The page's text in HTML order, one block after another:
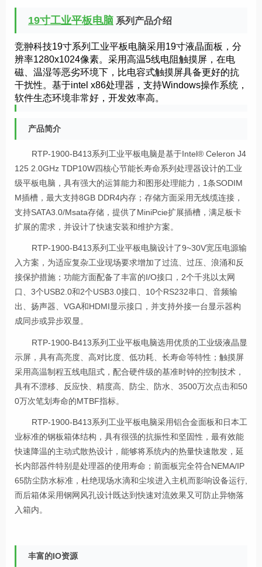
19寸工业平板电脑 系列产品介绍
竞翀科技19寸系列工业平板电脑采用19寸液晶面板，分
辨率1280x1024像素。采用高温5线电阻触摸屏，在电
磁、温湿等恶劣环境下，比电容式触摸屏具备更好的抗
干扰性。基于intel x86处理器，支持Windows操作系统，
软件生态环境非常好，开发效率高。
产品简介
RTP-1900-B413系列工业平板电脑是基于Intel® Celeron J4
125 2.0GHz TDP10W四核心节能长寿命系列处理器设计的工业
级平板电脑，具有强大的运算能力和图形处理能力，1条SODIM
M插槽，最大支持8GB DDR4内存；存储方面采用无线缆连接，
支持SATA3.0/Msata存储，提供了MiniPcie扩展插槽，满足板卡
扩展的需求，并设计了快速安装和维护方案。
RTP-1900-B413系列 工业平板电脑设计了9~30V宽压电源输
入方案，为适应复杂工业现场要求增加了过流、过压、浪涌和反
接保护措施；功能方面配备了丰富的I/O接口，2个千兆以太网
口、3个USB2.0和2个USB3.0接口、10个RS232串口、音频输
出、扬声器、VGA和HDMI显示接口，并支持外接一台显示器构
成同步或异步双显。
RTP-1900-B413系列 工业平板电脑选用优质的工业级液晶显
示屏，具有高亮度、高对比度、低功耗、长寿命等特性；触摸屏
采用高温制程五线电阻式，配合硬件级的基准时钟的控制技术，
具有不漂移、反应快、精度高、防尘、防水、3500万次点击和50
0万次笔划寿命的MTBF指标。
RTP-1900-B413系列 工业平板电脑采用铝合金面板和日本工
业标准的钢板箱体结构，具有很强的抗振性和坚固性，最有效能
快速降温的主动式散热设计，能够将系统内的热量快速散发，延
长内部器件特别是处理器的使用寿命；前面板完全符合NEMA/IP
65防尘防水标准，杜绝现场水滴和尘埃进入主机而影响设备运行,
而后箱体采用钢网风孔设计既达到快速对流效果又可防止异物落
入箱内。
丰富的IO资源